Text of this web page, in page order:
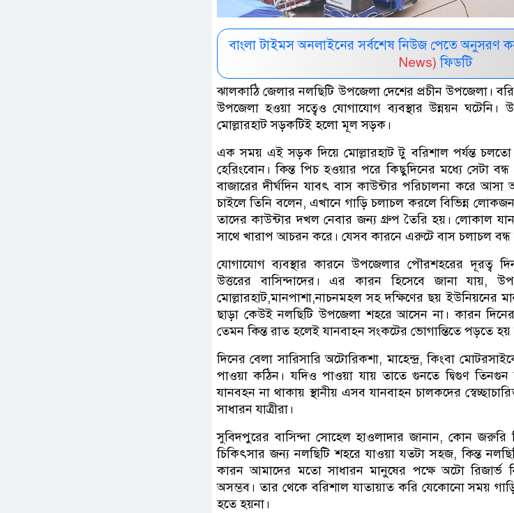
বাংলা টাইমস অনলাইনের সর্বশেষ নিউজ পেতে অনুসরণ
News) ফিডটি
ঝালকাঠি জেলার নলছিটি উপজেলা দেশের প্রচীন উপজেলা।
উপজেলা হওয়া সত্বেও যোগাযোগ ব্যবস্থার উন্নয়ন
মোল্লারহাট সড়কটিই হলো মূল সড়ক।
এক সময় এই সড়ক দিয়ে মোল্লারহাট টু বরিশাল পর্যন্ত চলতো
হেরিংবোন। কিন্ত পিচ হওয়ার পরে কিছুদিনের মধ্যে সেটা
বাজারের দীর্ঘদিন যাবৎ বাস কাউন্টার পরিচালনা করে
চাইলে তিনি বলেন, এখানে গাড়ি চলাচল করলে বিভিন্ন লোকজন
তাদের কাউন্টার দখল নেবার জন্য গ্রুপ তৈরি হয়। লোকাল
সাথে খারাপ আচরন করে। যেসব কারনে এরুটে বাস চলাচল বন্ধ
যোগাযোগ ব্যবস্থার কারনে উপজেলার পৌরশহরের দূরত্ব
উত্তরের বাসিন্দাদের। এর কারন হিসেবে জানা যায়,
মোল্লারহাট,মানপাশা,নাচনমহল সহ দক্ষিণের ছয় ইউনিয়নের
ছাড়া কেউই নলছিটি উপজেলা শহরে আসেন না। কারন দিনের
তেমন কিন্ত রাত হলেই যানবাহন সংকটের ভোগান্তিতে পড়তে হয়
দিনের বেলা সারিসারি অটোরিকশা, মাহেন্দ্র, কিংবা
পাওয়া কঠিন। যদিও পাওয়া যায় তাতে গুনতে দ্বিগুণ
যানবহন না থাকায় স্থানীয় এসব যানবাহন চালকদের
সাধারন যাত্রীরা।
সুবিদপুরের বাসিন্দা সোহেল হাওলাদার জানান, কোন
চিকিৎসার জন্য নলছিটি শহরে যাওয়া যতটা সহজ, কিন্ত
কারন আমাদের মতো সাধারন মানুষের পক্ষে অটো রিজার্ভ
অসম্ভব। তার থেকে বরিশাল যাতায়াত করি যেকোনো সময়
হতে হয়না।